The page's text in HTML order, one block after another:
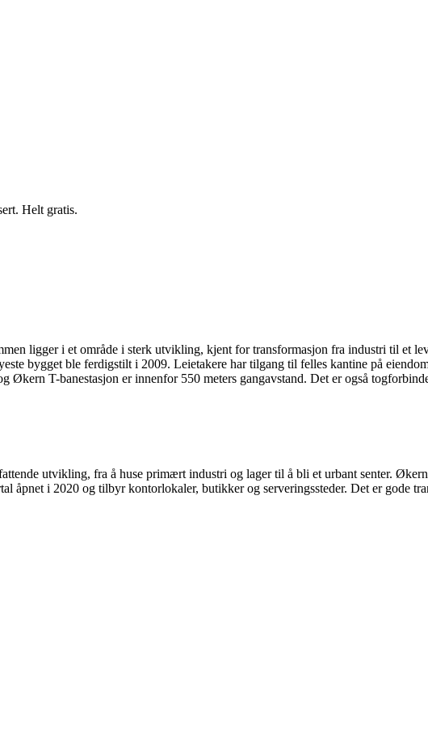
Helt gratis.
ligger i et område i sterk utvikling, kjent for transformasjon fra industri til et
bygget ble ferdigstilt i 2009. Leietakere har tilgang til felles kantine på
T-banestasjon er innenfor 550 meters gangavstand. Det er også
utvikling, fra å huse primært industri og lager til å bli et urbant senter.
i 2020 og tilbyr kontorlokaler, butikker og serveringssteder. Det er gode